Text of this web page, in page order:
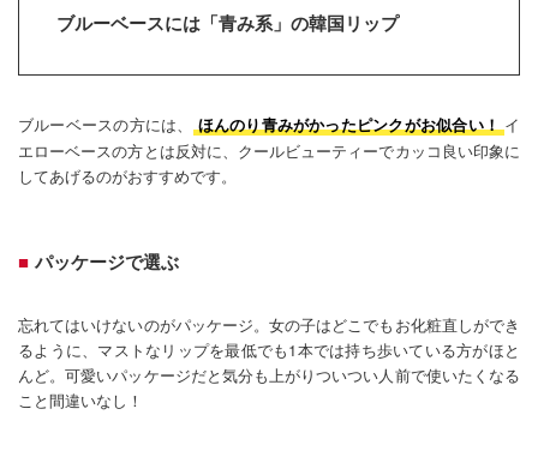
ブルーベースには「青み系」の韓国リップ
ブルーベースの方には、 ほんのり青みがかったピンクがお似合い！ イ
エローベースの方とは反対に、クールビューティーでカッコ良い印象に
してあげるのがおすすめです。
パッケージで選ぶ
忘れてはいけないのがパッケージ。女の子はどこでもお化粧直しができ
るように、マストなリップを最低でも1本では持ち歩いている方がほと
んど。可愛いパッケージだと気分も上がりついつい人前で使いたくなる
こと間違いなし！